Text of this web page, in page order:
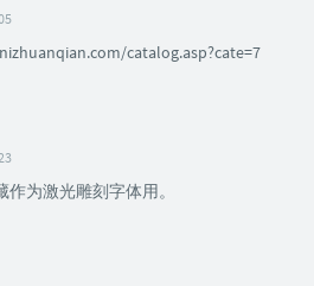
catalog.asp?cate=7
为激光雕刻字体用。